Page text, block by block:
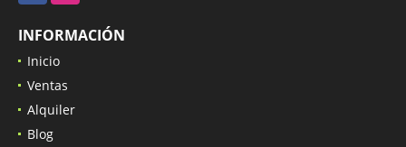
INFORMACIÓN
Inicio
Ventas
Alquiler
Blog